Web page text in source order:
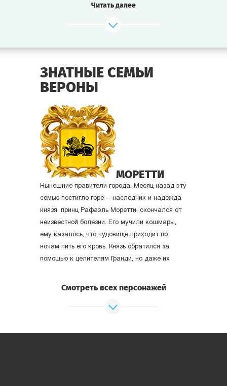
другой, эта игра заставит задуматься о поступках.
По отзывам игроков, именно этот сюжет “оставил
жизненные принципы.
Игра понравится и опытным игрокам - их ждёт большой
просты - нет правил.
Возможно, поэтому новички в эту игру выигрывают
чаще “старичков”. Или мы просто не хотим раскрывать
вам главный секрет игры.
Что станет вашим оружием: меч и молитва или
отравленный кинжал и чёрное колдовство? Поступайте
так, чтобы о вас сложили легенды!
Читать далее
ЗНАТНЫЕ СЕМЬИ
ВЕРОНЫ
МОРЕТТИ
Нынешние правители города. Месяц назад эту
семью постигло горе — наследник и надежда
князя, принц Рафаэль Моретти, скончался от
неизвестной болезни. Его мучили кошмары,
ему казалось, что чудовище приходит по
ночам пить его кровь. Князь обратился за
помощью к целителям Гранди, но даже их
Князь Чезаре Моретти
же третий князь из этой династии. В
Смотреть всех персонажей